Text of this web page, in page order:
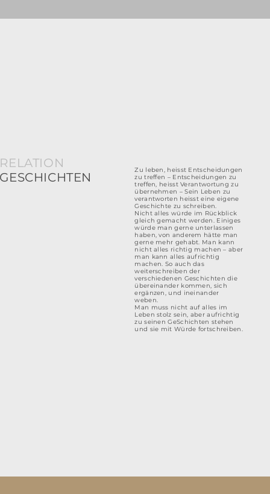
RELATION
GESCHICHTEN
Zu leben, heisst Entscheidungen
zu treffen – Entscheidungen zu
treffen, heisst Verantwortung zu
übernehmen – Sein Leben zu
verantworten heisst eine eigene
Geschichte zu schreiben.
Nicht alles würde im Rückblick
gleich gemacht werden. Einiges
würde man gerne unterlassen
haben, von anderem hätte man
gerne mehr gehabt. Man kann
nicht alles richtig machen – aber
man kann alles aufrichtig
machen. So auch das
weiterschreiben der
verschiedenen Geschichten die
übereinander kommen, sich
ergänzen, und ineinander
weben.
Man muss nicht auf alles im
Leben stolz sein, aber aufrichtig
zu seinen GeSchichten stehen
und sie mit Würde fortschreiben.